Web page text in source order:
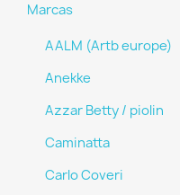
Marcas
AALM (Artb europe)
Anekke
Azzar Betty / piolin
Caminatta
Carlo Coveri